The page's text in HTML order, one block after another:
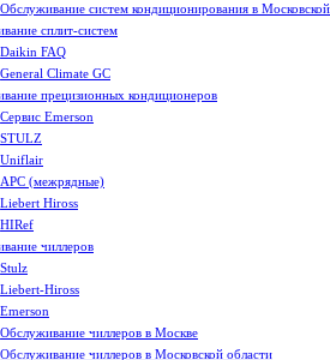
Обслуживание систем кондиционирования в
сплит-систем
Daikin FAQ
General Climate GC
прецизионных кондиционеров
Сервис Emerson
STULZ
Uniflair
APC (межрядные)
Liebert Hiross
HIRef
чиллеров
Stulz
Liebert-Hiross
Emerson
Обслуживание чиллеров в Москве
Обслуживание чиллеров в Московской области